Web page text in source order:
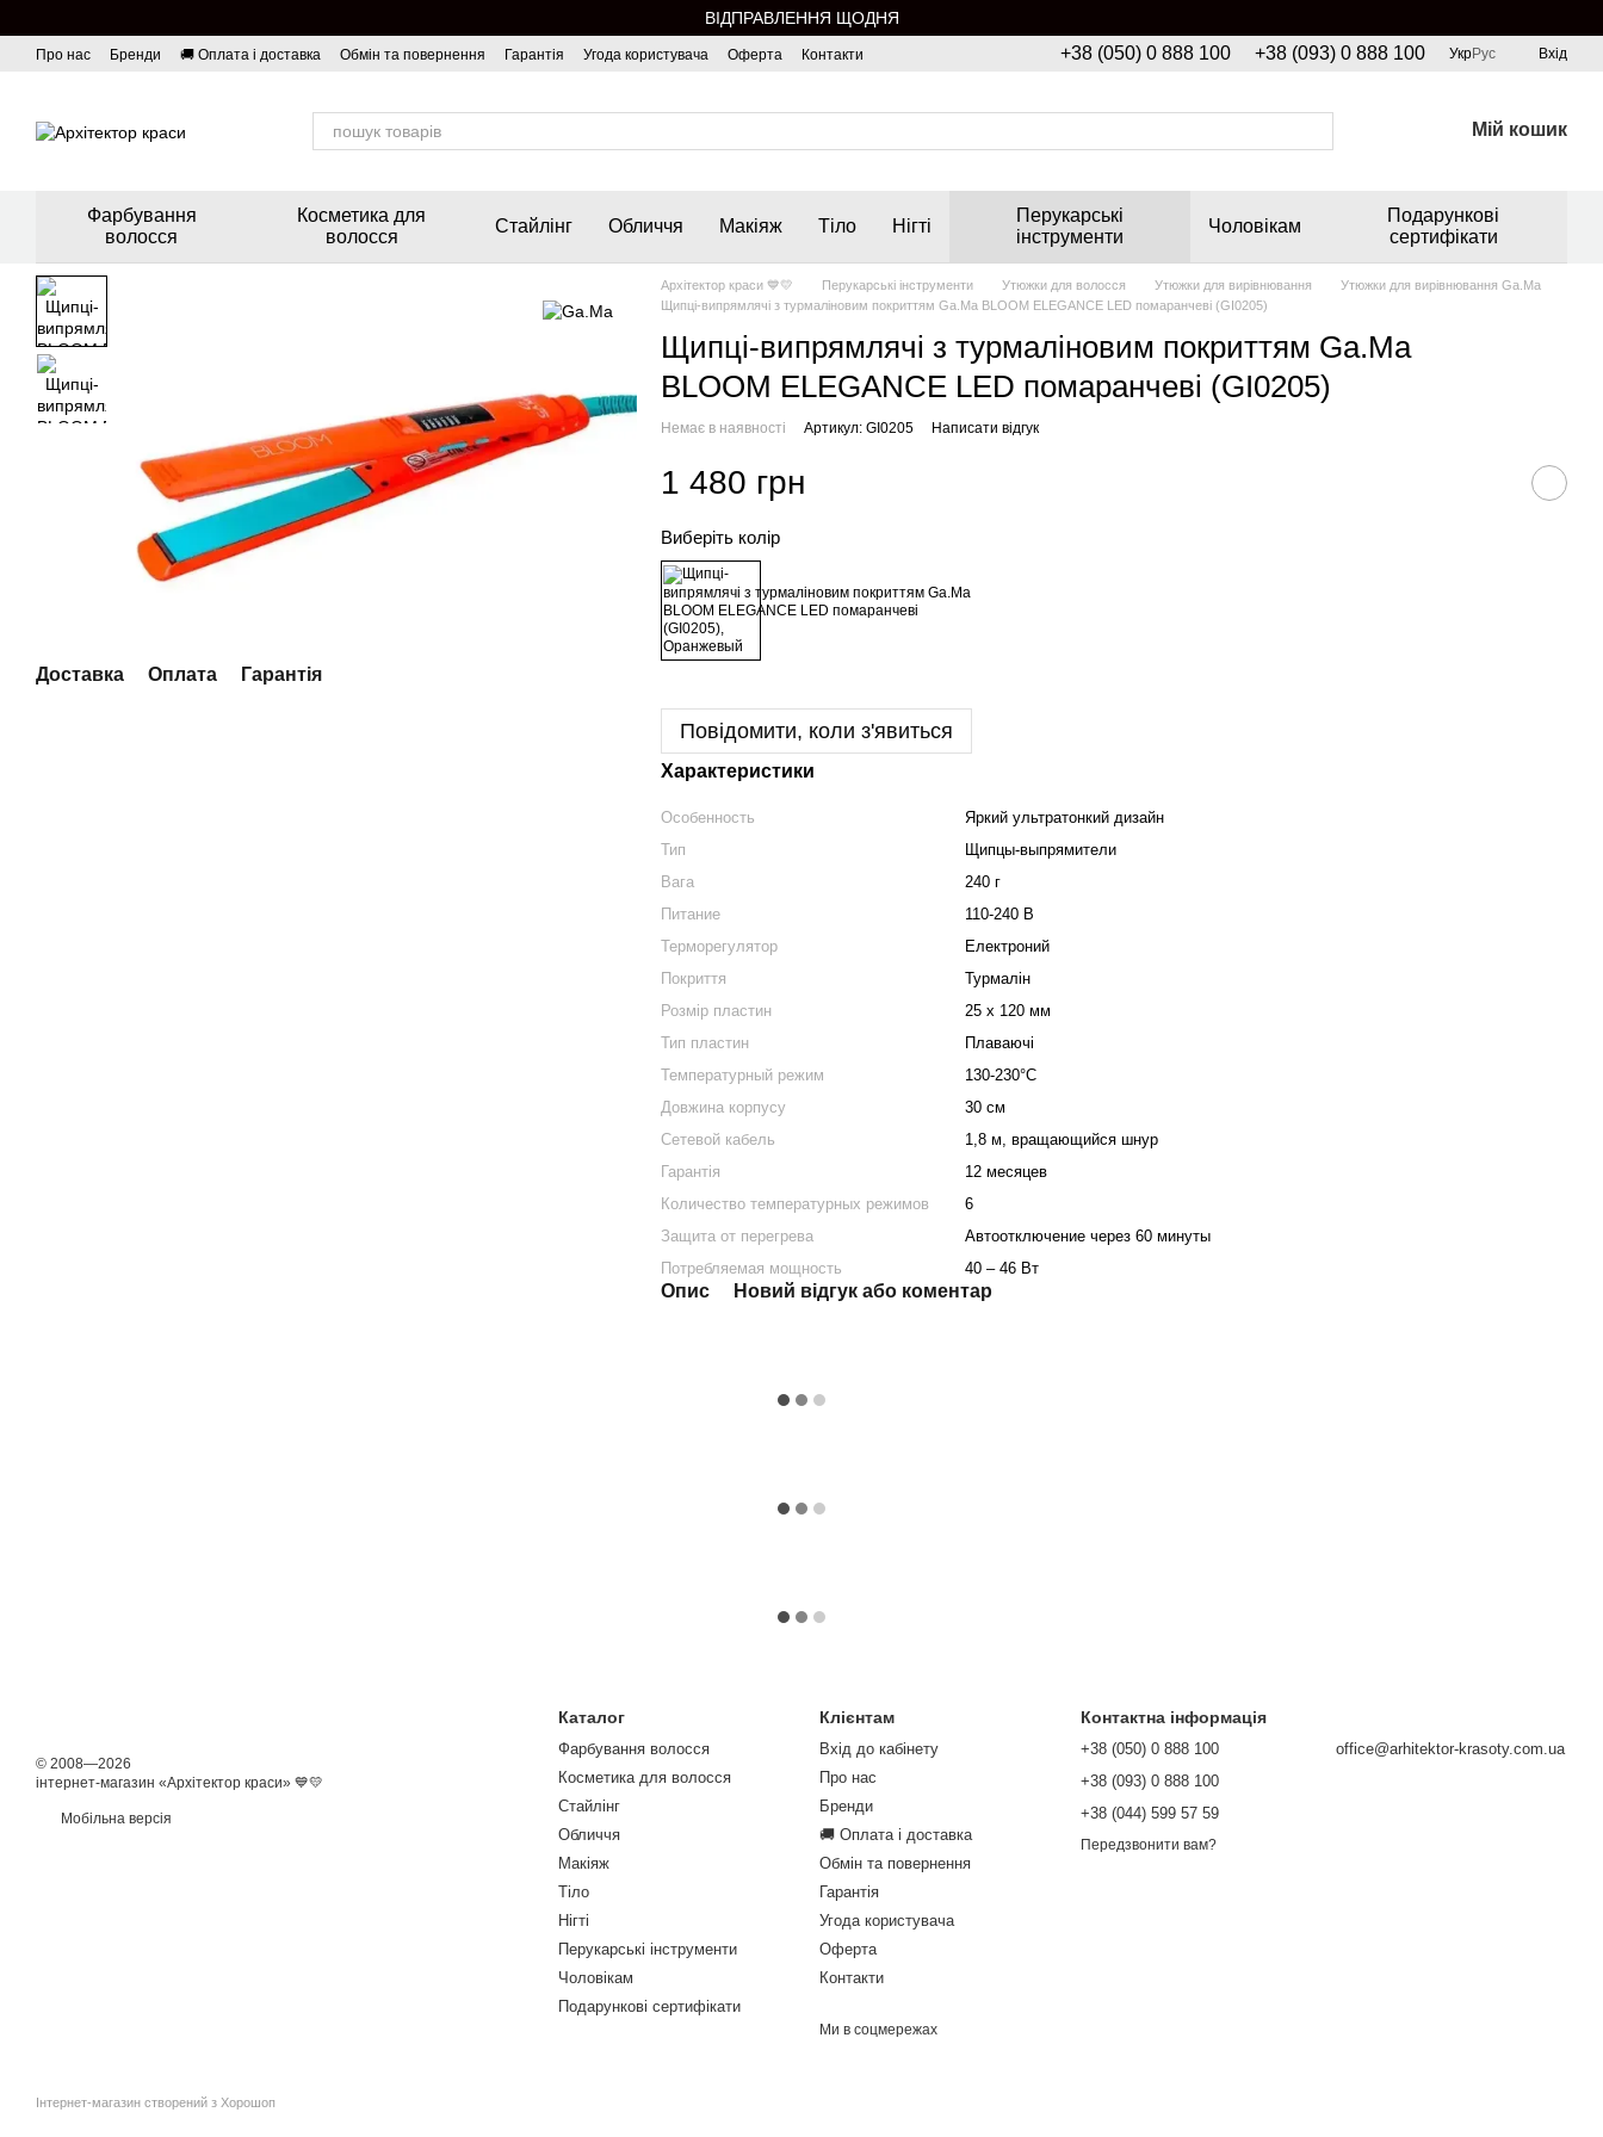
ВІДПРАВЛЕННЯ ЩОДНЯ
Про нас Бренди 🚚 Оплата і доставка Обмін та повернення Гарантія Угода користувача Оферта Контакти +38 (050) 0 888 100 +38 (093) 0 888 100 УкрРус Вхід
Мій кошик
Фарбування
волосся
Косметика для
волосся
Стайлінг Обличчя Макіяж Тіло Нігті
Перукарські
інструменти
Чоловікам
Подарункові
сертифікати
Доставка Оплата Гарантія
Архітектор краси 💙💛 Перукарські інструменти Утюжки для волосся Утюжки для вирівнювання
Утюжки для вирівнювання Ga.Ma
Щипці-випрямлячі з турмаліновим покриттям Ga.Ma BLOOM ELEGANCE LED помаранчеві (GI0205)
Щипці-випрямлячі з турмаліновим покриттям Ga.Ma
BLOOM ELEGANCE LED помаранчеві (GI0205)
Немає в наявності Артикул: GI0205 Написати відгук
1 480 грн
Виберіть колір
Повідомити, коли з'явиться
Характеристики
Особенность
Яркий ультратонкий дизайн
Тип
Щипцы-выпрямители
Вага
240 г
Питание
110-240 В
Терморегулятор
Електроний
Покриття
Турмалін
Розмір пластин
25 х 120 мм
Тип пластин
Плаваючі
Температурный режим
130-230°С
Довжина корпусу
30 см
Сетевой кабель
1,8 м, вращающийся шнур
Гарантія
12 месяцев
Количество температурных режимов
6
Защита от перегрева
Автоотключение через 60 минуты
Потребляемая мощность
40 – 46 Вт
Опис Новий відгук або коментар
© 2008—2026
інтернет-магазин «Архітектор краси» 💙💛
Мобільна версія
Інтернет-магазин створений з Хорошоп
Каталог
Фарбування волосся
Косметика для волосся
Стайлінг
Обличчя
Макіяж
Тіло
Нігті
Перукарські інструменти
Чоловікам
Подарункові сертифікати
Клієнтам
Вхід до кабінету
Про нас
Бренди
🚚 Оплата і доставка
Обмін та повернення
Гарантія
Угода користувача
Оферта
Контакти
Ми в соцмережах
Контактна інформація
+38 (050) 0 888 100
+38 (093) 0 888 100
+38 (044) 599 57 59
Передзвонити вам?
office@arhitektor-krasoty.com.ua